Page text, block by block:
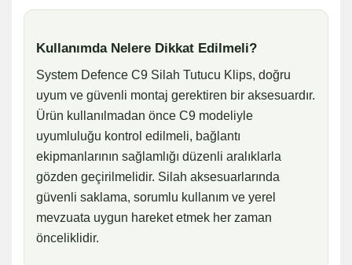
Kullanımda Nelere Dikkat Edilmeli?
System Defence C9 Silah Tutucu Klips, doğru
uyum ve güvenli montaj gerektiren bir aksesuardır.
Ürün kullanılmadan önce C9 modeliyle
uyumluluğu kontrol edilmeli, bağlantı
ekipmanlarının sağlamlığı düzenli aralıklarla
gözden geçirilmelidir. Silah aksesuarlarında
güvenli saklama, sorumlu kullanım ve yerel
mevzuata uygun hareket etmek her zaman
önceliklidir.